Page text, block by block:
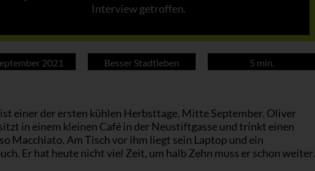
Interview getroffen.
2021 Besser Stadtleben 5 min.
ist einer der ersten kühlen Herbsttage, Mitte September. Oliver
in einem kleinen Café in der Neustiftgasse und trinkt einen
Macchiato. Am Tisch vor ihm liegt sein Laptop und ein
Er hat heute nicht viel Zeit, um halb Zehn muss er schon weiter.